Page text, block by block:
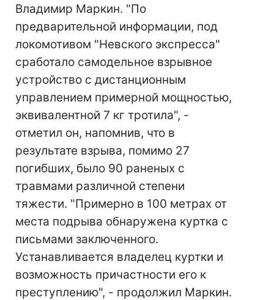
Владимир Маркин. "По
предварительной информации, под
локомотивом "Невского экспресса"
сработало самодельное взрывное
устройство с дистанционным
управлением примерной мощностью,
эквивалентной 7 кг тротила", -
отметил он, напомнив, что в
результате взрыва, помимо 27
погибших, было 90 раненых с
травмами различной степени
тяжести. "Примерно в 100 метрах от
места подрыва обнаружена куртка с
письмами заключенного.
Устанавливается владелец куртки и
возможность причастности его к
преступлению", - продолжил Маркин.